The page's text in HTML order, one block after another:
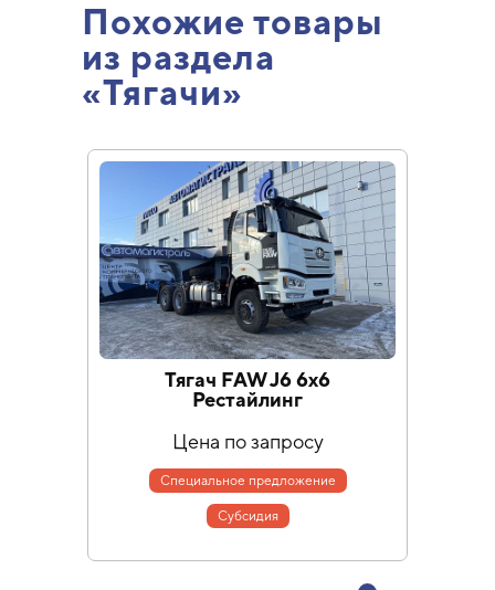
Похожие товары
из раздела
«Тягачи»
Тягач FAW J6 6х6
Рестайлинг
Цена по запросу
Специальное предложение
Cубсидия